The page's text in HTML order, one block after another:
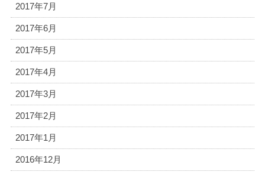
2017年7月
2017年6月
2017年5月
2017年4月
2017年3月
2017年2月
2017年1月
2016年12月